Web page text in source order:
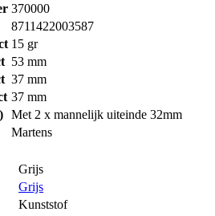
370000
8711422003587
15 gr
53 mm
37 mm
37 mm
Met 2 x mannelijk uiteinde 32mm
Martens
Grijs
Grijs
Kunststof